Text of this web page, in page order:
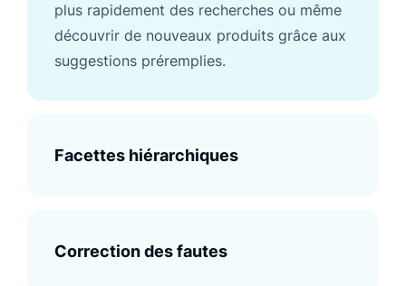
plus rapidement des recherches ou même
découvrir de nouveaux produits grâce aux
suggestions préremplies.
Facettes hiérarchiques
Correction des fautes